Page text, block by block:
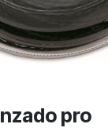
pro